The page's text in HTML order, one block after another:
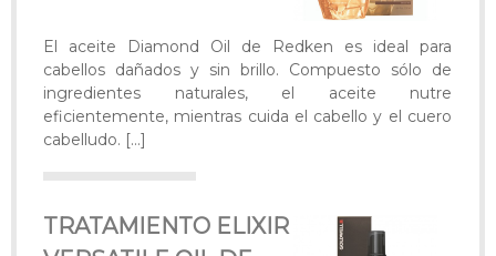
El aceite Diamond Oil de Redken es ideal para
cabellos dañados y sin brillo. Compuesto sólo de
ingredientes naturales, el aceite nutre
eficientemente, mientras cuida el cabello y el cuero
cabelludo. […]
TRATAMIENTO ELIXIR